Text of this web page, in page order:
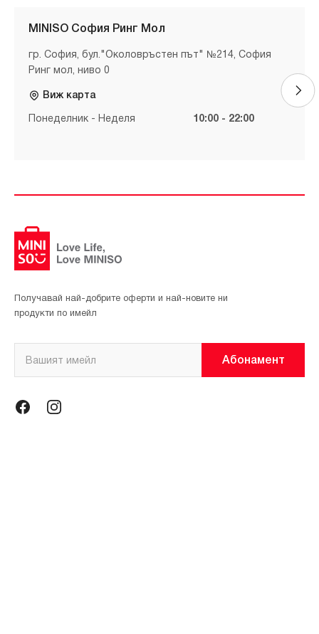
MINISO София Ринг Мол
гр. София, бул."Околовръстен път" №214, София
Ринг мол, ниво 0
Виж карта
Понеделник - Неделя 10:00 - 22:00
Получавай най-добрите оферти и най-новите ни
продукти по имейл
Абонамент